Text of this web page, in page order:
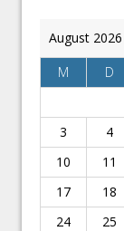
August 2026
M
D
3
4
10
11
17
18
24
25